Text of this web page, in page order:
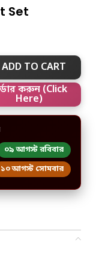
Set
ADD TO CART
করুন (Click
Here)
০৯ আগস্ট রবিবার
১০ আগস্ট সোমবার